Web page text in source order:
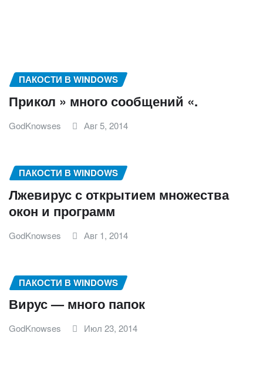
ПАКОСТИ В WINDOWS
Прикол » много сообщений «.
GodKnowses Авг 5, 2014
ПАКОСТИ В WINDOWS
Лжевирус с открытием множества
окон и программ
GodKnowses Авг 1, 2014
ПАКОСТИ В WINDOWS
Вирус — много папок
GodKnowses Июл 23, 2014